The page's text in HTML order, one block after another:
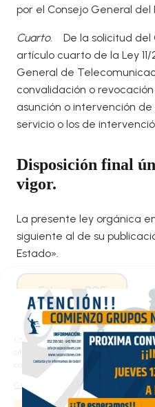
Gestionar el
de las cookies
Utilizamos cookies propias y de
sitio web y personalizar el contenido.
configurarlas según sus preferencias o
Gestionar los servicios
por el Consejo General del
Cuarto. De la solicitud del
artículo cuarto de la Ley
General de
convalidación o
asunción o intervención
servicio o los de
Disposición final
vigor.
La presente ley orgánica
siguiente al de su
Estado».
Enlace a BOE
Resultado anterior